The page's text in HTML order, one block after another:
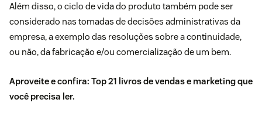
Além disso, o ciclo de vida do produto também pode ser
considerado nas tomadas de decisões administrativas da
empresa, a exemplo das resoluções sobre a continuidade,
ou não, da fabricação e/ou comercialização de um bem.
Aproveite e confira: Top 21 livros de vendas e marketing que
você precisa ler.